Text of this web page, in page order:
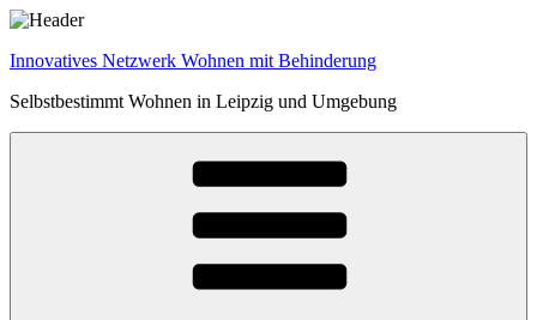
Zum
springen
Innovatives Netzwerk Wohnen mit Behinderung
Selbstbestimmt Wohnen in Leipzig und Umgebung